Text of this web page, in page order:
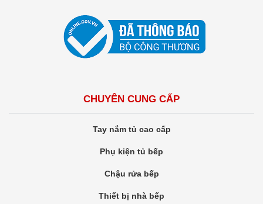
CHUYÊN CUNG CẤP
Tay nắm tủ cao cấp
Phụ kiện tủ bếp
Chậu rửa bếp
Thiết bị nhà bếp